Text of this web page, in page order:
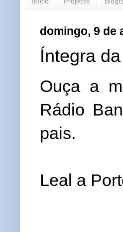
domingo, 9 de
Íntegra
Ouça a
Rádio
pais.
Leal a